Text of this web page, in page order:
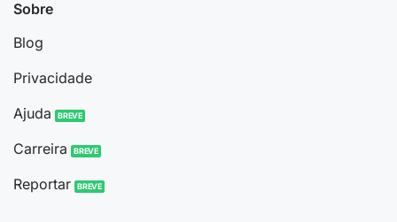
Sobre
Blog
Privacidade
Ajuda
Carreira
Reportar